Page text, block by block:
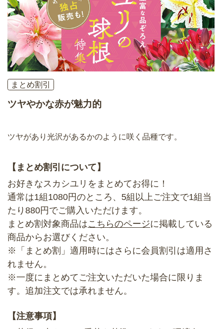
まとめ割引
ツヤやかな赤が魅力的
ツヤがあり光沢があるかのように咲く品種です。
【まとめ割引について】
お好きなスカシユリをまとめてお得に！
通常は1組1080円のところ、5組以上ご注文で1組当
たり880円でご購入いただけます。
まとめ割対象商品はこちらのページに掲載している
商品からお選びください。
※「まとめ割」適用時にはさらに会員割引は適用さ
れません。
※一度にまとめてご注文いただいた場合に限りま
す。追加注文では承れません。
【注意事項】